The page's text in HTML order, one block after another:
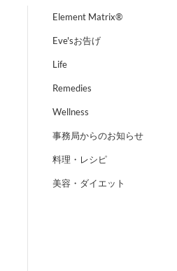
Element Matrix®
Eve'sお告げ
Life
Remedies
Wellness
事務局からのお知らせ
料理・レシピ
美容・ダイエット